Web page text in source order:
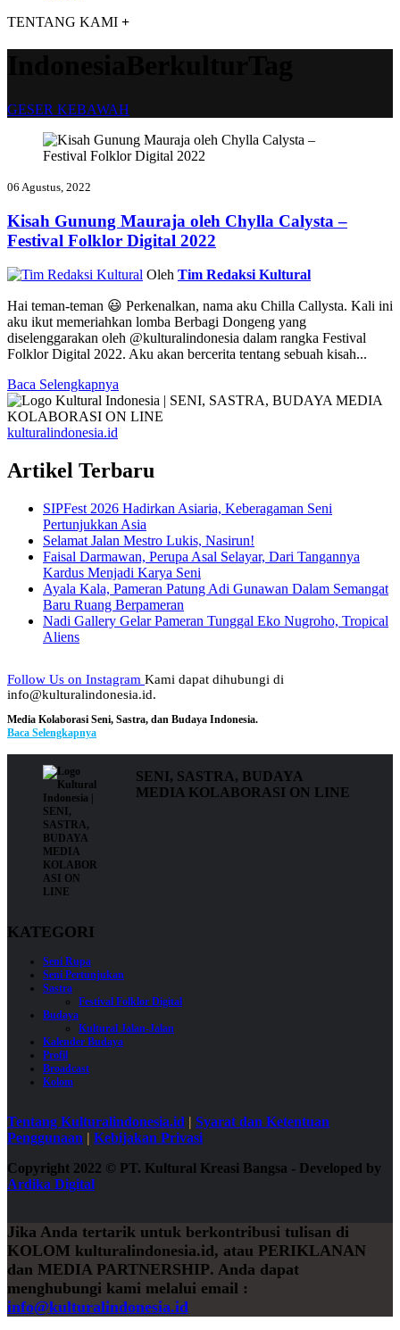
TENTANG KAMI +
GESER KEBAWAH
06 Agustus, 2022
Kisah Gunung Mauraja oleh Chylla Calysta –
Festival Folklor Digital 2022
Oleh Tim Redaksi Kultural
Hai teman-teman 😃 Perkenalkan, nama aku Chilla Callysta. Kali ini
aku ikut memeriahkan lomba Berbagi Dongeng yang
diselenggarakan oleh @kulturalindonesia dalam rangka Festival
Folklor Digital 2022. Aku akan bercerita tentang sebuah kisah...
Baca Selengkapnya
kulturalindonesia.id
Artikel Terbaru
SIPFest 2026 Hadirkan Asiaria, Keberagaman Seni
Pertunjukkan Asia
Selamat Jalan Mestro Lukis, Nasirun!
Faisal Darmawan, Perupa Asal Selayar, Dari Tangannya
Kardus Menjadi Karya Seni
Ayala Kala, Pameran Patung Adi Gunawan Dalam Semangat
Baru Ruang Berpameran
Nadi Gallery Gelar Pameran Tunggal Eko Nugroho, Tropical
Aliens
Follow Us on Instagram Kami dapat dihubungi di
info@kulturalindonesia.id.
Media Kolaborasi Seni, Sastra, dan Budaya Indonesia.
Baca Selengkapnya
SENI, SASTRA, BUDAYA
MEDIA KOLABORASI ON LINE
KATEGORI
Seni Rupa
Seni Pertunjukan
Sastra
Festival Folklor Digital
Budaya
Kultural Jalan-Jalan
Kalender Budaya
Profil
Broadcast
Kolom
Tentang Kulturalindonesia.id | Syarat dan Ketentuan
Penggunaan | Kebijakan Privasi
Copyright 2022 © PT. Kultural Kreasi Bangsa - Developed by
Ardika Digital
Jika Anda tertarik untuk berkontribusi tulisan di
KOLOM kulturalindonesia.id, atau PERIKLANAN
dan MEDIA PARTNERSHIP. Anda dapat
menghubungi kami melalui email :
info@kulturalindonesia.id